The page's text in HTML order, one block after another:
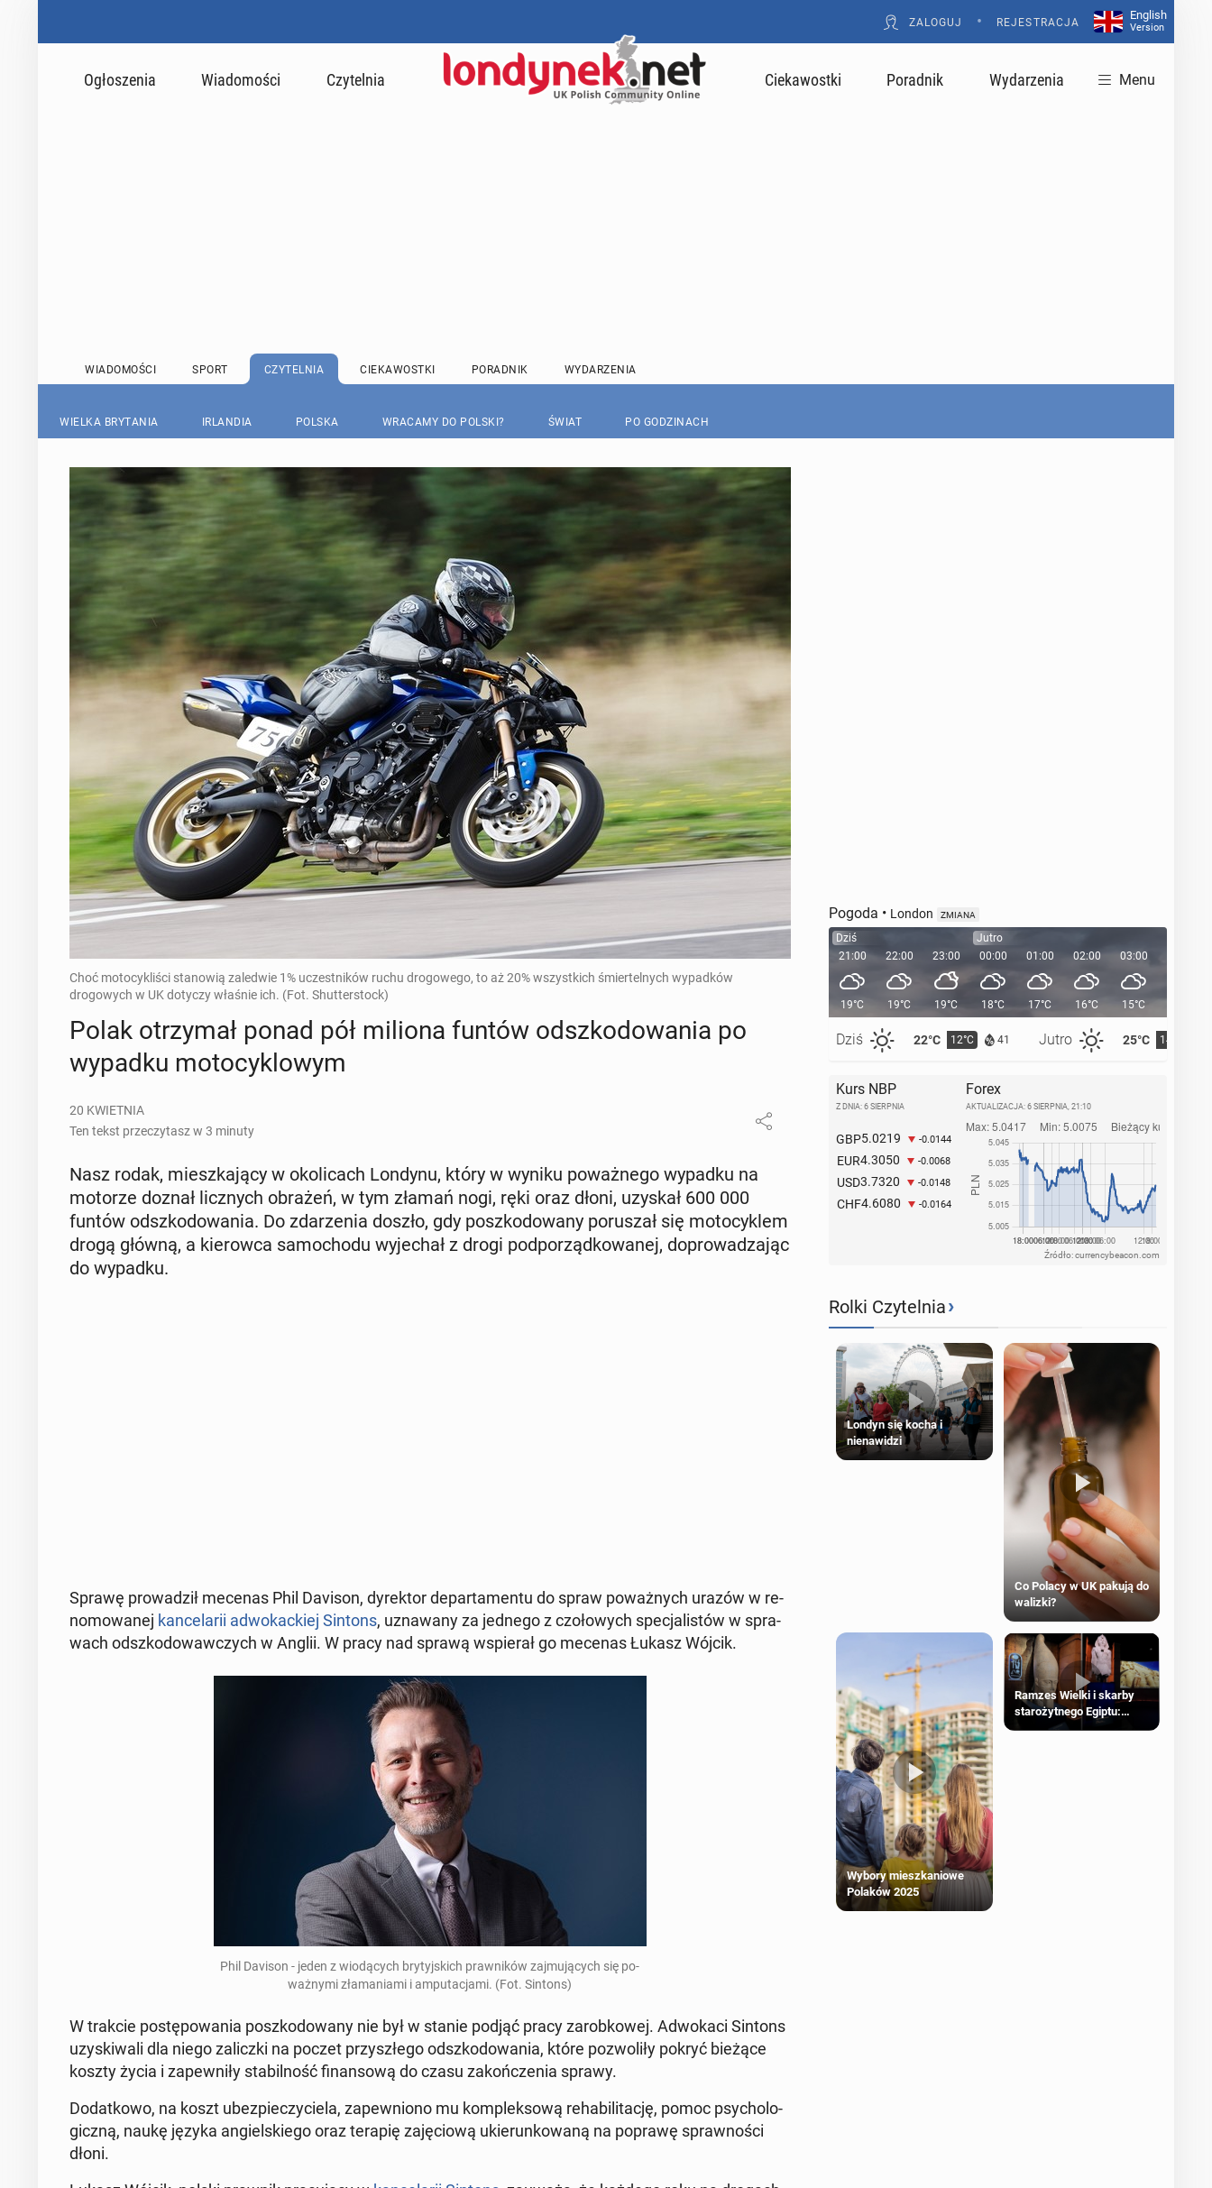
ZALOGUJ • REJESTRACJA
English
Version
Ogłoszenia Wiadomości Czytelnia Ciekawostki Poradnik Wydarzenia Menu
WIADOMOŚCI SPORT CZYTELNIA CIEKAWOSTKI PORADNIK WYDARZENIA
WIELKA BRYTANIA IRLANDIA POLSKA WRACAMY DO POLSKI? ŚWIAT PO GODZINACH
Choć motocykliści stanowią zaledwie 1% uczestników ruchu drogowego, to aż 20% wszystkich śmiertelnych wypadków
drogowych w UK dotyczy właśnie ich. (Fot. Shutterstock)
Polak otrzy­mał ponad pół miliona funtów od­szko­do­wa­nia po
wypadku mo­to­cy­klo­wym
20 KWIETNIA
Ten tekst przeczytasz w 3 minuty
Nasz rodak, miesz­ka­ją­cy w oko­li­cach Londynu, który w wyniku po­waż­ne­go wypadku na
motorze doznał licz­nych obrażeń, w tym złamań nogi, ręki oraz dłoni, uzyskał 600 000
funtów od­szko­do­wa­nia. Do zda­rze­nia doszło, gdy po­szko­do­wa­ny po­ru­szał się mo­to­cy­klem
drogą główną, a kie­row­ca sa­mo­cho­du wy­je­chał z drogi pod­po­rząd­ko­wa­nej, do­pro­wa­dza­jąc
do wypadku.
Sprawę pro­wa­dził mecenas Phil Davison, dy­rek­tor de­par­ta­men­tu do spraw po­waż­nych urazów w re­
no­mo­wa­nej kan­ce­la­rii ad­wo­kac­kiej Sintons, uzna­wa­ny za jednego z czo­ło­wych spe­cja­li­stów w spra­
wach od­szko­do­waw­czych w Anglii. W pracy nad sprawą wspie­rał go mecenas Łukasz Wójcik.
Phil Davison - jeden z wio­dą­cych bry­tyj­skich praw­ni­ków zaj­mu­ją­cych się po­
waż­ny­mi zła­ma­nia­mi i am­pu­ta­cja­mi. (Fot. Sintons)
W trakcie po­stę­po­wa­nia po­szko­do­wa­ny nie był w stanie podjąć pracy za­rob­ko­wej. Ad­wo­ka­ci Sintons
uzy­ski­wa­li dla niego za­licz­ki na poczet przy­szłe­go od­szko­do­wa­nia, które po­zwo­li­ły pokryć bieżące
koszty życia i za­pew­ni­ły sta­bil­ność fi­nan­so­wą do czasu za­koń­cze­nia sprawy.
Do­dat­ko­wo, na koszt ubez­pie­czy­cie­la, za­pew­nio­no mu kom­plek­so­wą re­ha­bi­li­ta­cję, pomoc psy­cho­lo­
gicz­ną, naukę języka an­giel­skie­go oraz terapię za­ję­cio­wą ukie­run­ko­wa­ną na poprawę spraw­no­ści
dłoni.
Pogoda • London ZMIANA
Dziś
21:00
19°C
Dziś 22°C 12°C 41 Jutro 25°C 14°C
22:00
19°C
23:00
19°C
Jutro
00:00
18°C
01:00
17°C
02:00
16°C
03:00
15°C
Kurs NBP
Z DNIA: 6 SIERPNIA
GBP5.0219 -0.0144
EUR4.3050 -0.0068
USD3.7320 -0.0148
CHF4.6080 -0.0164
Forex
AKTUALIZACJA: 6 SIERPNIA, 21:10
Źródło: currencybeacon.com
Rolki Czytelnia›
Londyn się kocha i
nienawidzi
Co Polacy w UK pakują do
walizki?
Wybory mieszkaniowe
Polaków 2025
Ramzes Wielki i skarby
starożytnego Egiptu:
Wyjątkowa wystawa w